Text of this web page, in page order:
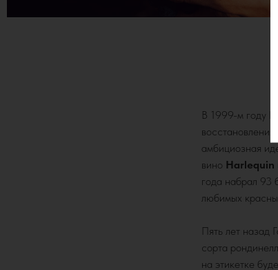
В 1999-м году
амбициозная
вино Harlequin
года набрал 93
любимых
Пять лет назад
сорта
на этикетке